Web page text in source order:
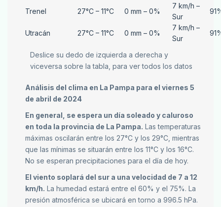
Trenel 27°C – 11°C 0 mm – 0%
7 km/h –
Sur
Utracán 27°C – 11°C 0 mm – 0%
7 km/h –
Sur
Deslice su dedo de izquierda a derecha y
viceversa sobre la tabla, para ver todos los datos
Análisis del clima en La Pampa para el viernes 5
de abril de 2024
En general, se espera un día soleado y caluroso
en toda la provincia de La Pampa. Las temperaturas
máximas oscilarán entre los 27°C y los 29°C, mientras
que las mínimas se situarán entre los 11°C y los 16°C.
No se esperan precipitaciones para el día de hoy.
El viento soplará del sur a una velocidad de 7 a 12
km/h. La humedad estará entre el 60% y el 75%. La
presión atmosférica se ubicará en torno a 996.5 hPa.